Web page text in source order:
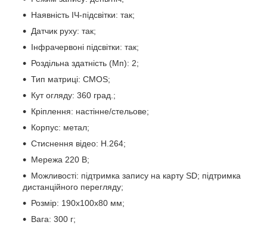
Наявність ІЧ-підсвітки: так;
Датчик руху: так;
Інфрачервоні підсвітки: так;
Роздільна здатність (Мп): 2;
Тип матриці: CMOS;
Кут огляду: 360 град.;
Кріплення: настінне/стельове;
Корпус: метал;
Стиснення відео: H.264;
Мережа 220 В;
Можливості: підтримка запису на карту SD; підтримка
дистанційного перегляду;
Розмір: 190х100х80 мм;
Вага: 300 г;